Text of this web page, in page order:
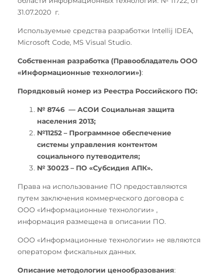
31.07.2020 г.
Используемые средства разработки Intellij IDEA,
Microsoft Code, MS Visual Studio.
Собственная разработка (Правообладатель ООО
«Информационные технологии»):
Порядковый номер из Реестра Российского ПО:
№ 8746 — АСОИ Социальная защита
населения 2013;
№11252 – Программное обеспечение
системы управления контентом
социального путеводителя;
№ 30023 – ПО «Субсидия АПК».
Права на использование ПО предоставляются
путем заключения коммерческого договора с
ООО «Информационные технологии» ,
информация размещена в описании ПО.
ООО «Информационные технологии» не являются
оператором фискальных данных.
Описание методологии ценообразования: